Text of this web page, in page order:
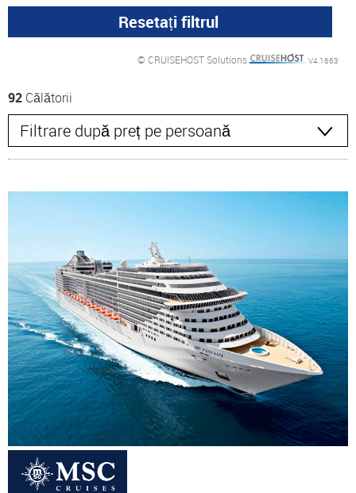
© CRUISEHOST Solutions V4.1663
92 Călătorii